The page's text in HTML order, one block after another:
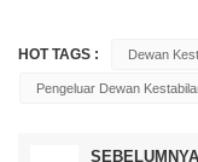
HOT TAGS : Dewan
Pengeluar Dewan
SEBELUMNYA